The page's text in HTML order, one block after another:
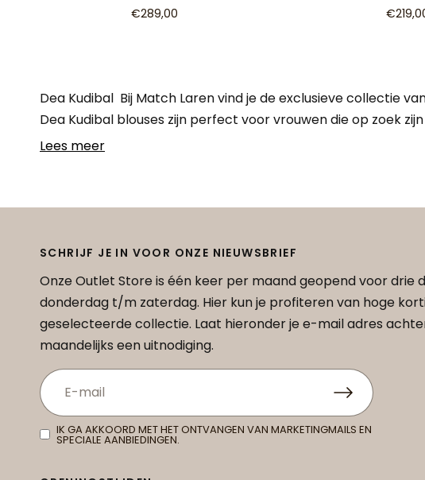
€289,00
Dea Kudibal Bij Match Laren vind je de exclusieve collectie
Dea Kudibal blouses zijn perfect voor vrouwen die op zoek
Lees meer
SCHRIJF JE IN VOOR ONZE NIEUWSBRIEF
Onze Outlet Store is één keer per maand geopend voor drie
donderdag t/m zaterdag. Hier kun je profiteren van hoge
geselecteerde collectie. Laat hieronder je e-mail adres
maandelijks een uitnodiging.
IK GA AKKOORD MET HET ONTVANGEN VAN MARKETINGMAILS EN
SPECIALE AANBIEDINGEN.